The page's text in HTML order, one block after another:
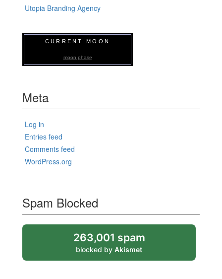
Utopia Branding Agency
CURRENT MOON
moon phase
Meta
Log in
Entries feed
Comments feed
WordPress.org
Spam Blocked
263,001 spam
blocked by Akismet